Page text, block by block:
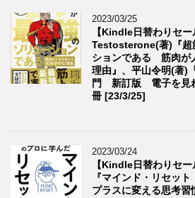
2023/03/25
【Kindle日替わりセー
Testosterone(著)『超
ションである 筋肉が
理由』、平山令明(著)
門 新訂版 電子を見
冊 [23/3/25]
2023/03/24
【Kindle日替わりセ
『マインド・リセッ
プラスに変える思考習